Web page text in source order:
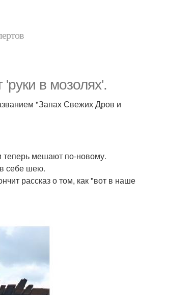
в мозолях'.
"Запах Свежих Дров и
теперь мешают по-новому.
себе шею.
рассказ о том, как "вот в наше